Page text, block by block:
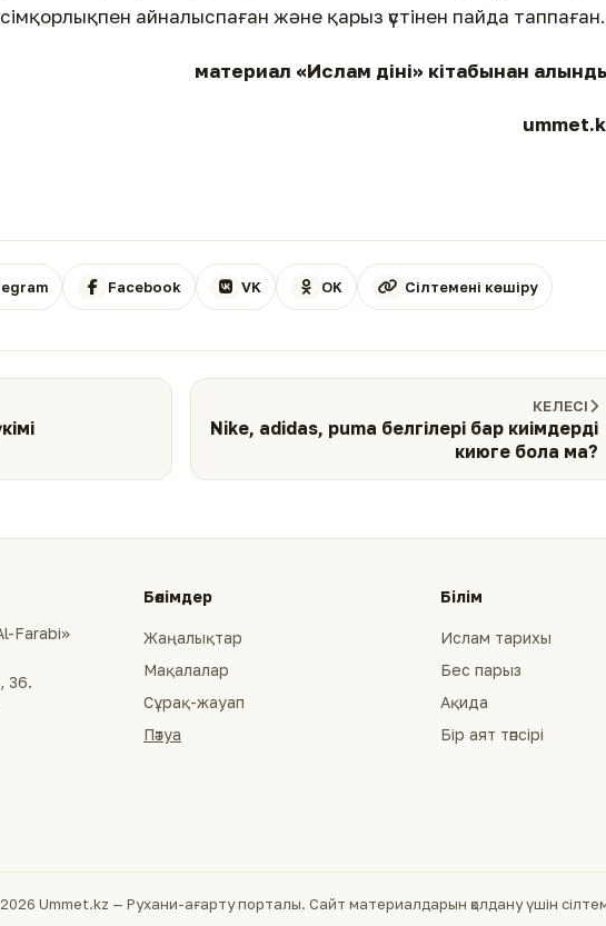
айналыспаған және қарыз үстінен пайда таппаған.
материал «Ислам діні» кітабынан
Facebook VK OK Сілтемені көшіру
КЕЛЕСІ
Nike, аdidas, рuma белгілері бар киімдерді
киюге бола ма?
Farabi»
36.
Бөлімдер
Жаңалықтар
Мақалалар
Сұрақ-жауап
Пәтуа
Білім
Ислам тарихы
Бес парыз
Ақида
Бір аят тәпсірі
Ummet.kz — Рухани-ағарту порталы. Сайт материалдарын қолдану үшін